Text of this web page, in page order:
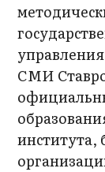
СМИ
института,